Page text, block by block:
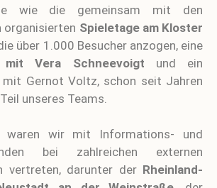
wie die gemeinsam mit den
organisierten Spieletage am Kloster
über 1.000 Besucher anzogen, eine
mit Vera Schneevoigt und ein
mit Gernot Voltz, schon seit Jahren
unseres Teams.
waren wir mit Informations- und
bei zahlreichen externen
vertreten, darunter der Rheinland-